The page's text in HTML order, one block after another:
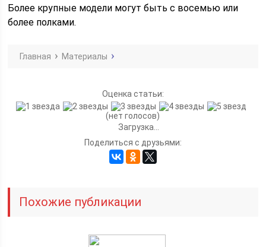
Более крупные модели могут быть с восемью или
более полками.
Главная Материалы
Оценка статьи:
(нет голосов)
Загрузка...
Поделиться с друзьями:
Похожие публикации